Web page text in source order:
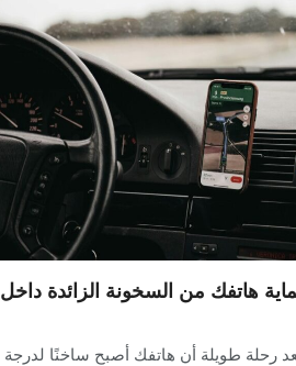
هاتفك من السخونة الزائدة داخل
رحلة طويلة أن هاتفك أصبح ساخنًا لدرجة